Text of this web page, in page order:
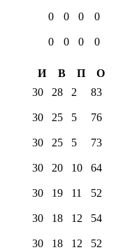
0 0 0 0
0 0 0
0
И В П
О
30 28 2 83
30 25 5 76
30 25 5 73
30 20 10 64
30 19 11 52
30 18 12 54
30 18 12 52